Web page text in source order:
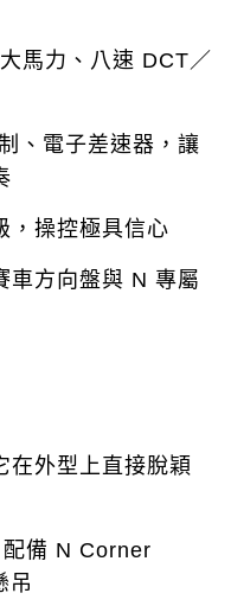
馬力、八速 DCT／
、電子差速器，讓
，操控極具信心
車方向盤與 N 專屬
在外型上直接脫穎
備 N Corner
吊